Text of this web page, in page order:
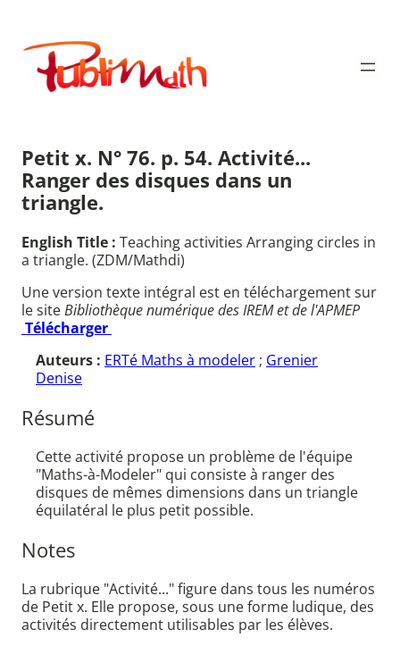
contenu
Publimath
Petit x. N° 76. p. 54. Activité...
Ranger des disques dans un
triangle.
English Title : Teaching activities Arranging circles in
a triangle. (ZDM/Mathdi)
Une version texte intégral est en téléchargement sur
le siteBibliothèque numérique des IREM et de l'APMEP
Télécharger
Auteurs : ERTé Maths à modeler ; Grenier
Denise
Résumé
Cette activité propose un problème de l'équipe
"Maths-à-Modeler" qui consiste à ranger des
disques de mêmes dimensions dans un triangle
équilatéral le plus petit possible.
Notes
La rubrique "Activité..." figure dans tous les numéros
de Petit x. Elle propose, sous une forme ludique, des
activités directement utilisables par les élèves.